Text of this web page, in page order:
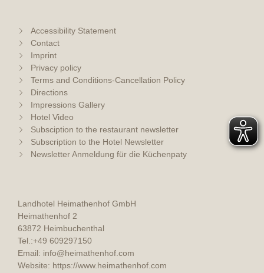
Accessibility Statement
Contact
Imprint
Privacy policy
Terms and Conditions-Cancellation Policy
Directions
Impressions Gallery
Hotel Video
Subsciption to the restaurant newsletter
Subscription to the Hotel Newsletter
Newsletter Anmeldung für die Küchenpaty
Landhotel Heimathenhof GmbH
Heimathenhof 2
63872 Heimbuchenthal
Tel.:+49 609297150
Email: info@heimathenhof.com
Website: https://www.heimathenhof.com